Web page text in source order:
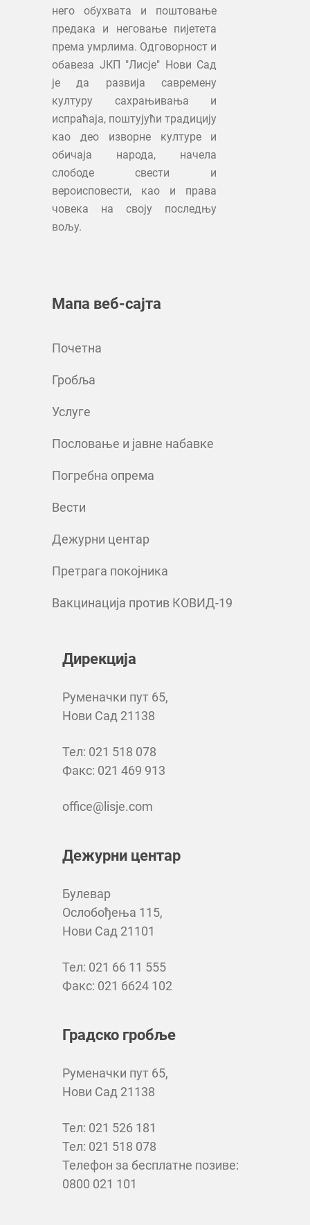
него обухвата и поштовање
предака и неговање пијетета
према умрлима. Одговорност и
обавеза ЈКП "Лисје" Нови Сад
је да развија савремену
културу сахрањивања и
испраћаја, поштујући традицију
као део изворне културе и
обичаја народа, начела
слободе свести и
вероисповести, као и права
човека на своју последњу
вољу.
Мапа веб-сајта
Почетна
Гробља
Услуге
Пословање и јавне набавке
Погребна опрема
Вести
Дежурни центар
Претрага покојника
Вакцинација против КОВИД-19
Дирекција
Руменачки пут 65,
Нови Сад 21138
Тел: 021 518 078
Факс: 021 469 913
office@lisje.com
Дежурни центар
Булевар
Ослобођења 115,
Нови Сад 21101
Тел: 021 66 11 555
Факс: 021 6624 102
Градско гробље
Руменачки пут 65,
Нови Сад 21138
Тел: 021 526 181
Тел: 021 518 078
Телефон за бесплатне позиве:
0800 021 101